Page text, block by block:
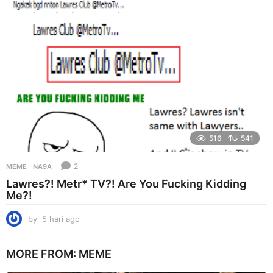
g
516 541
MEME NA9A 2
Lawres?! Metr* TV?! Are You Fucking Kidding
Me?!
by 5 hari ago
r
MORE FROM: MEME